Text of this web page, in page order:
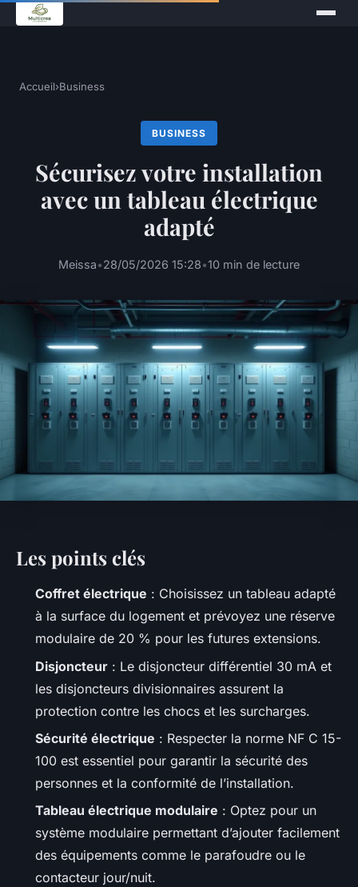
Accueil›Business
BUSINESS
Sécurisez votre installation
avec un tableau électrique
adapté
Meissa•28/05/2026 15:28•10 min de lecture
Les points clés
Coffret électrique : Choisissez un tableau adapté
à la surface du logement et prévoyez une réserve
modulaire de 20 % pour les futures extensions.
Disjoncteur : Le disjoncteur différentiel 30 mA et
les disjoncteurs divisionnaires assurent la
protection contre les chocs et les surcharges.
Sécurité électrique : Respecter la norme NF C 15-
100 est essentiel pour garantir la sécurité des
personnes et la conformité de l’installation.
Tableau électrique modulaire : Optez pour un
système modulaire permettant d’ajouter facilement
des équipements comme le parafoudre ou le
contacteur jour/nuit.